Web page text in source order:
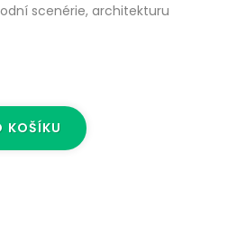
scenérie, architekturu
KOŠÍKU